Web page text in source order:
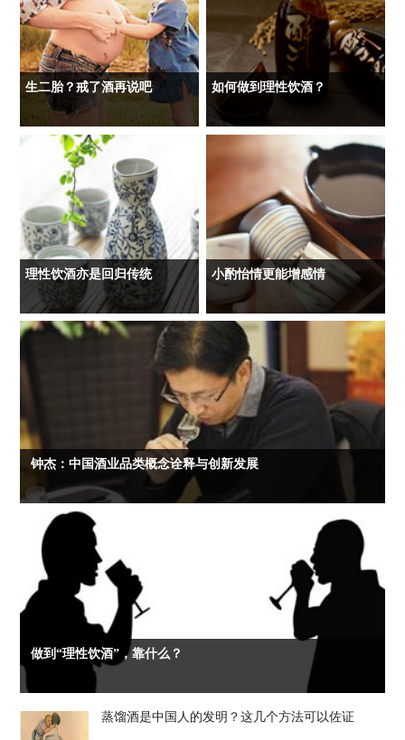
生二胎？戒了酒再说吧 如何做到理性饮酒？
理性饮酒亦是回归传统 小酌怡情更能增感情
钟杰：中国酒业品类概念诠释与创新发展
做到“理性饮酒”，靠什么？
蒸馏酒是中国人的发明？这几个方法可以佐证